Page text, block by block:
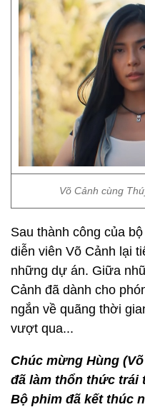
Võ Cảnh cùng
Sau thành công của
diễn viên Võ Cảnh lại
những dự án. Giữa
Cảnh đã dành cho
ngắn về quãng thời
vượt qua...
Chúc mừng Hùng
đã làm thổn thức trái
Bộ phim đã kết thúc